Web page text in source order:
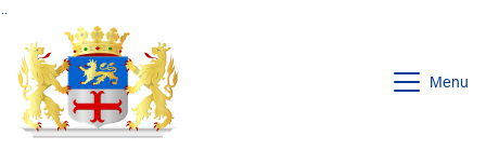
Ga naar de inhoud van deze pagina
Ga naar het zoeken
Ga naar het menu
Menu